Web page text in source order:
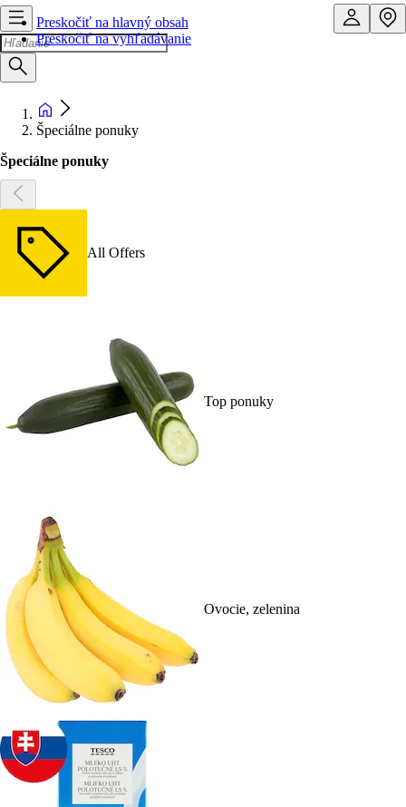
Preskočiť na hlavný obsah
Preskočiť na vyhľadávanie
Špeciálne ponuky
Špeciálne ponuky
All Offers
Top ponuky
Ovocie, zelenina